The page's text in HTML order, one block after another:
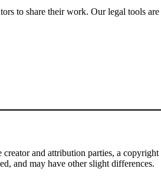
to share their work. Our legal tools are
and attribution parties, a
and may have other slight differences.